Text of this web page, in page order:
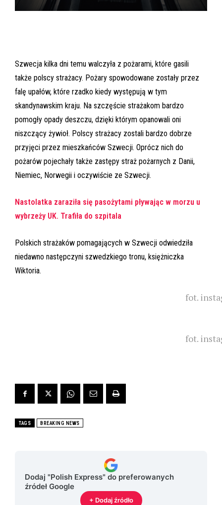
Szwecja kilka dni temu walczyła z pożarami, które gasili
także polscy strażacy. Pożary spowodowane zostały przez
falę upałów, które rzadko kiedy występują w tym
skandynawskim kraju. Na szczęście strażakom bardzo
pomogły opady deszczu, dzięki którym opanowali oni
niszczący żywioł. Polscy strażacy zostali bardzo dobrze
przyjęci przez mieszkańców Szwecji. Oprócz nich do
pożarów pojechały także zastępy straż pożarnych z Danii,
Niemiec, Norwegii i oczywiście ze Szwecji.
Nastolatka zaraziła się pasożytami pływając w morzu u
wybrzeży UK. Trafiła do szpitala
Polskich strażaków pomagających w Szwecji odwiedziła
niedawno następczyni szwedzkiego tronu, księżniczka
Wiktoria.
fot.
fot.
TAGS BREAKING NEWS
Dodaj "Polish Express" do preferowanych
źródeł Google
+ Dodaj źródło